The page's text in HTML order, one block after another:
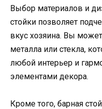
Выбор материалов и
стойки позволяет
вкус хозяина. Вы
металла или стекла,
любой интерьер и
элементами декора.
Кроме того, барная